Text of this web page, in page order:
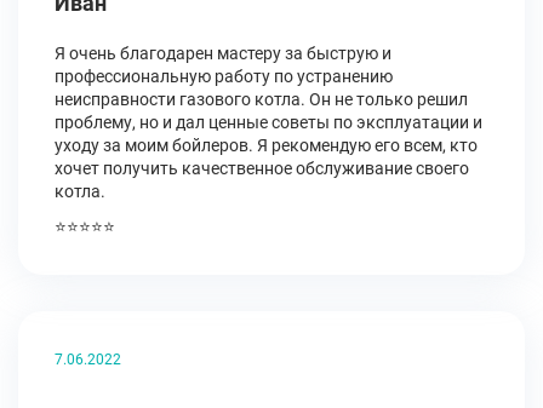
Я очень благодарен мастеру за быструю и
профессиональную работу по устранению
неисправности газового котла. Он не только решил
проблему, но и дал ценные советы по эксплуатации и
уходу за моим бойлеров. Я рекомендую его всем, кто
хочет получить качественное обслуживание своего
котла.
⭐⭐⭐⭐⭐
7.06.2022